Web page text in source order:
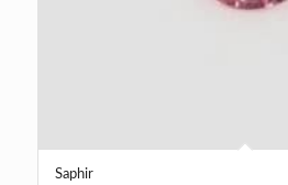
Saphir